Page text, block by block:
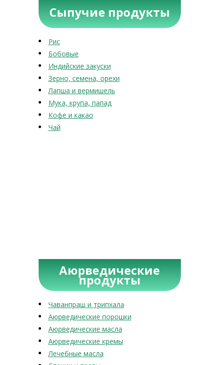
Сыпучие продукты
Рис
Бобовые
Индийские закуски
Зерно, семена, орехи
Лапша и вермишель
Мука, крупа, папад
Кофе и какао
Чай
Аюрведические
продукты
Чаванпраш и трипхала
Аюрведические порошки
Аюрведические масла
Аюрведические кремы
Лечебные масла